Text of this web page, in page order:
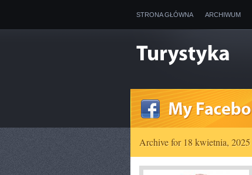
STRONA GŁÓWNA ARCHIWUM
Archive for 18 kwietnia, 2025